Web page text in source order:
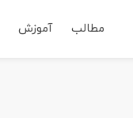
مطالب آموزش